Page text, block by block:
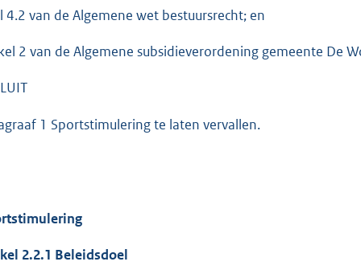
5
4.2 van de Algemene wet bestuursrecht; en
2 van de Algemene subsidieverordening gemeente De
1 Sportstimulering te laten vervallen.
2.2.1 Beleidsdoel